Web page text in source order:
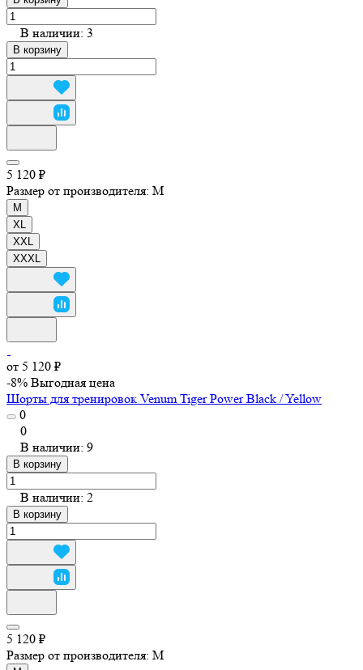
В наличии: 3
В корзину
5 120 ₽
Размер от производителя: M
M
XL
XXL
XXXL
от 5 120 ₽
-8% Выгодная цена
Шорты для тренировок Venum Tiger Power Black / Yellow
0
0
В наличии: 9
В корзину
В наличии: 2
В корзину
5 120 ₽
Размер от производителя: M